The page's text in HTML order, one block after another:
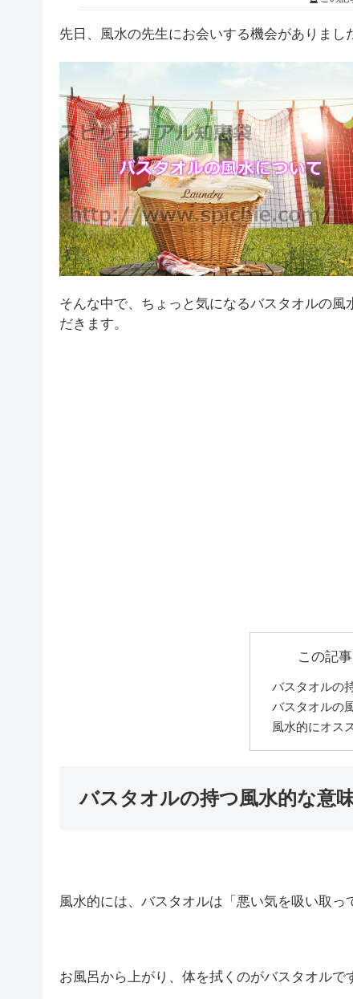
先日、風水の先生にお会いする機会がありまし
そんな中で、ちょっと気になるバスタオルの
だきます。
この記
バスタオルの
バスタオルの
風水的にオス
バスタオルの持つ風水的な意
風水的には、バスタオルは「悪い気を吸い取っ
お風呂から上がり、体を拭くのがバスタオルで